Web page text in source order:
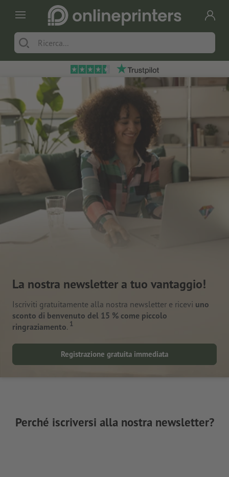
La nostra newsletter a tuo vantaggio!
Iscriviti gratuitamente alla nostra newsletter e ricevi uno
sconto di benvenuto del 15 % come piccolo
ringraziamento. 1
Registrazione gratuita immediata
Perché iscriversi alla nostra newsletter?